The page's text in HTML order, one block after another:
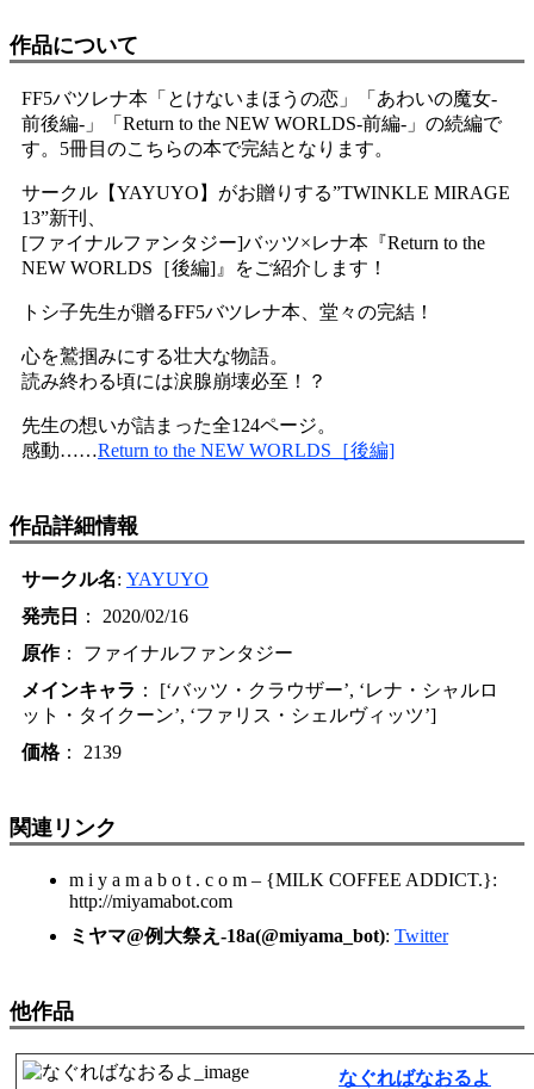
作品について
FF5バツレナ本「とけないまほうの恋」「あわいの魔女-
前後編-」「Return to the NEW WORLDS-前編-」の続編で
す。5冊目のこちらの本で完結となります。
サークル【YAYUYO】がお贈りする”TWINKLE MIRAGE
13”新刊、
[ファイナルファンタジー]バッツ×レナ本『Return to the
NEW WORLDS［後編]』をご紹介します！
トシ子先生が贈るFF5バツレナ本、堂々の完結！
心を鷲掴みにする壮大な物語。
読み終わる頃には涙腺崩壊必至！？
先生の想いが詰まった全124ページ。
感動……Return to the NEW WORLDS［後編]
作品詳細情報
サークル名: YAYUYO
発売日
： 2020/02/16
原作： ファイナルファンタジー
メインキャラ ： [‘バッツ・クラウザー’, ‘レナ・シャルロ
ット・タイクーン’, ‘ファリス・シェルヴィッツ’]
価格： 2139
関連リンク
m i y a m a b o t . c o m – {MILK COFFEE ADDICT.}:
http://miyamabot.com
ミヤマ@例大祭え-18a(@miyama_bot): Twitter
他作品
なぐればなおるよ